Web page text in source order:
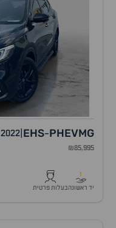
MG
EHS-PHEV
2022
₪85,995
1
יד ראשונהבעלות פרטית